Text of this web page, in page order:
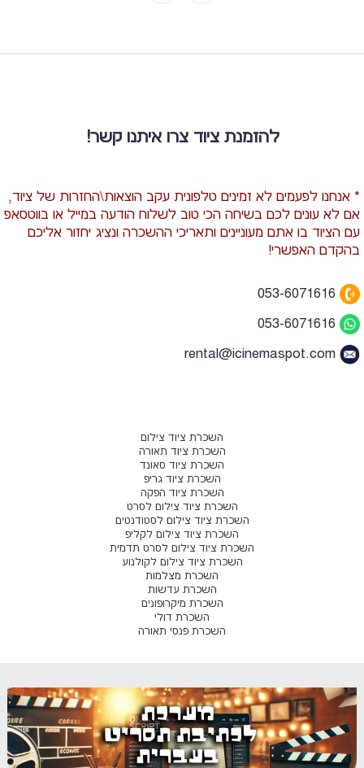
להזמנת ציוד צרו איתנו קשר!
* אנחנו לפעמים לא זמינים טלפונית עקב הוצאות\החזרות של ציוד,
אם לא עונים לכם בשיחה הכי טוב לשלוח הודעה במייל או בווטסאפ
עם הציוד בו אתם מעוניינים ותאריכי ההשכרה ונציג יחזור אליכם
בהקדם האפשרי!
053-6071616
053-6071616
rental@icinemaspot.com
השכרת ציוד צילום
השכרת ציוד תאורה
השכרת ציוד סאונד
השכרת ציוד גריפ
השכרת ציוד הפקה
השכרת ציוד צילום לסרט
השכרת ציוד צילום לסטודנטים
השכרת ציוד צילום לקליפ
השכרת ציוד צילום לסרט תדמית
השכרת ציוד צילום לקולנוע
השכרת מצלמות
השכרת עדשות
השכרת מיקרופונים
השכרת דולי
השכרת פנסי תאורה